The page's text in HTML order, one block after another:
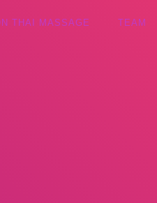
THAI MASSAGE TEAM